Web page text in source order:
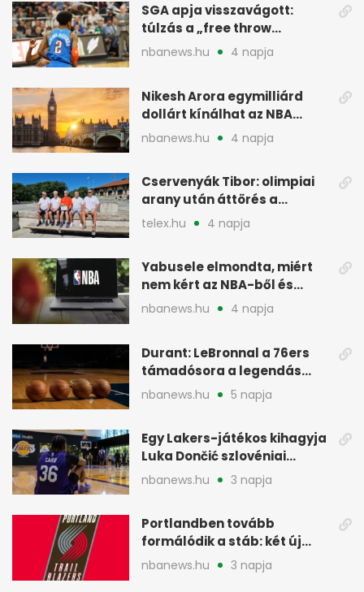
SGA apja visszavágott:
túlzás a „free throw
merchant” címke?
nbanews.hu 4 napja
Nikesh Arora egymilliárd
dollárt kínálhat az NBA
Europe londoni csapatáért
nbanews.hu 4 napja
Cservenyák Tibor: olimpiai
arany után áttörés a
rákkutatásban
telex.hu 4 napja
Yabusele elmondta, miért
nem kért az NBA-ből és
miért jött Európába
nbanews.hu 4 napja
Durant: LeBronnal a 76ers
támadósora a legendás
Warriorsra emlékeztet
nbanews.hu 5 napja
Egy Lakers-játékos kihagyja
Luka Dončić szlovéniai
minicampjét
nbanews.hu 3 napja
Portlandben tovább
formálódik a stáb: két új
szakember a Blazersnél
nbanews.hu 3 napja